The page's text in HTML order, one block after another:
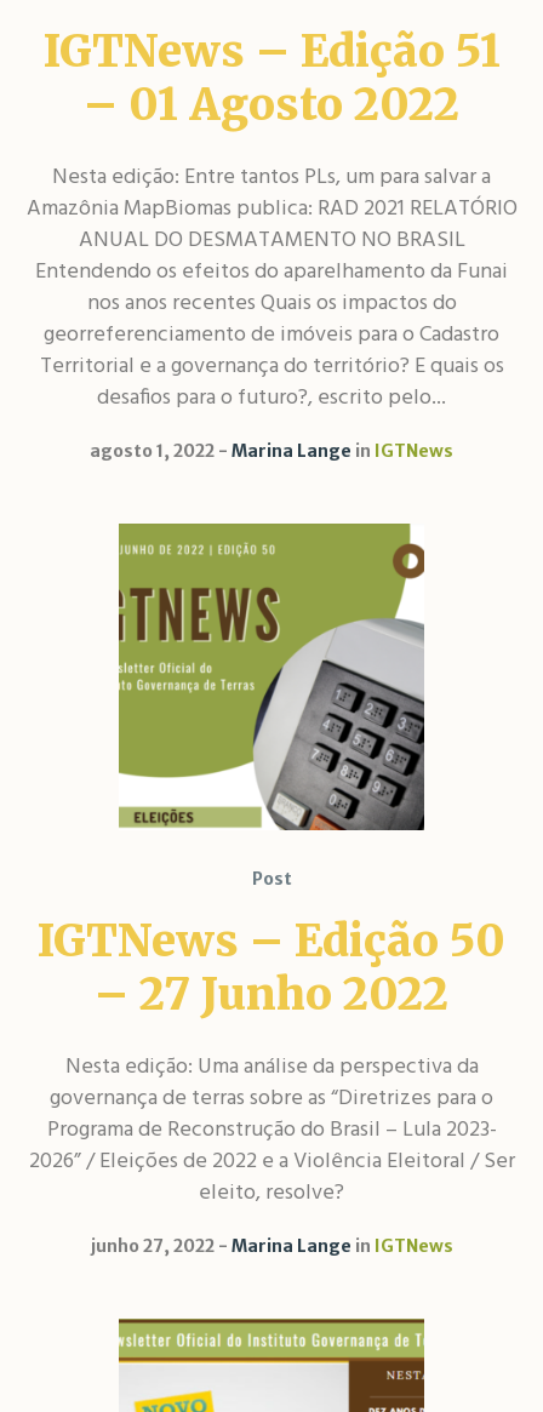
IGTNews – Edição 51
– 01 Agosto 2022
Nesta edição: Entre tantos PLs, um para salvar a
Amazônia MapBiomas publica: RAD 2021 RELATÓRIO
ANUAL DO DESMATAMENTO NO BRASIL
Entendendo os efeitos do aparelhamento da Funai
nos anos recentes Quais os impactos do
georreferenciamento de imóveis para o Cadastro
Territorial e a governança do território? E quais os
desafios para o futuro?, escrito pelo...
agosto 1, 2022 Marina Lange in IGTNews
Post
IGTNews – Edição 50
– 27 Junho 2022
Nesta edição: Uma análise da perspectiva da
governança de terras sobre as “Diretrizes para o
Programa de Reconstrução do Brasil – Lula 2023-
2026” / Eleições de 2022 e a Violência Eleitoral / Ser
eleito, resolve?
junho 27, 2022 Marina Lange in IGTNews